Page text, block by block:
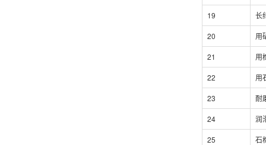
19 长
20 用
21 用
22 用
23 耐
24 润
25 石